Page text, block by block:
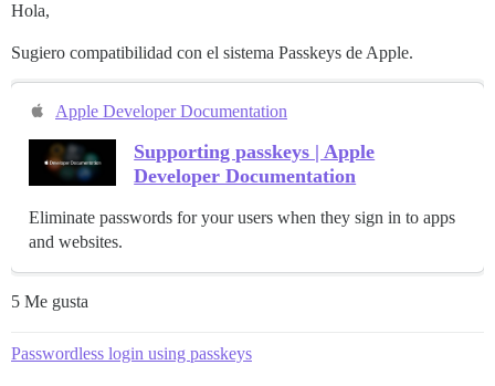
Hola,
Sugiero compatibilidad con el sistema Passkeys de Apple.
Apple Developer Documentation
Supporting passkeys | Apple
Developer Documentation
Eliminate passwords for your users when they sign in to apps
and websites.
5 Me gusta
Passwordless login using passkeys